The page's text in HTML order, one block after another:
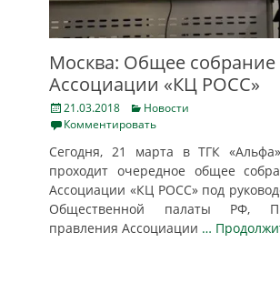
Москва: Общее собрание
Ассоциации «КЦ РОСС»
Posted
on
21.03.2018 Categories
Новости
Комментировать
Сегодня, 21 марта в ТГК
проходит очередное общее
Ассоциации «КЦ РОСС» под
Общественной палаты РФ,
правления Ассоциации …